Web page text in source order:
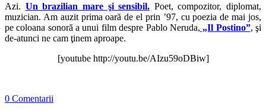
Azi. Un brazilian mare şi sensibil. Poet, compozitor, diplomat,
muzician. Am auzit prima oară de el prin ’97, cu poezia de mai jos,
pe coloana sonoră a unui film despre Pablo Neruda, „Il Postino”, şi
de-atunci ne cam ţinem aproape.
[youtube http://youtu.be/AIzu59oDBiw]
0 Comentarii